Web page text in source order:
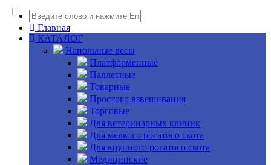
Главная
КАТАЛОГ
Напольные весы
Платформенные
Паллетные
Товарные
Простого взвешивания
Торговые
Для ветеринарных клиник
Для мелкого рогатого скота
Для крупного рогатого скота
Медицинские